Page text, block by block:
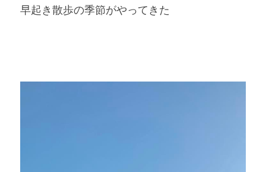
早起き散歩の季節がやってきた